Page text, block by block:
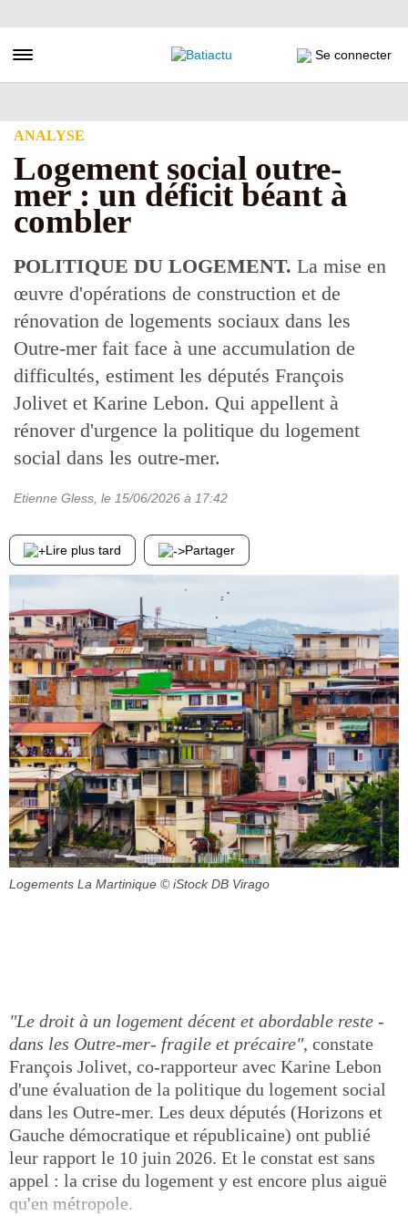
au
principal
Toggle navigation Se connecter
ANALYSE
Logement social outre-
mer : un déficit béant à
combler
POLITIQUE DU LOGEMENT. La mise en
œuvre d'opérations de construction et de
rénovation de logements sociaux dans les
Outre-mer fait face à une accumulation de
difficultés, estiment les députés François
Jolivet et Karine Lebon. Qui appellent à
rénover d'urgence la politique du logement
social dans les outre-mer.
Etienne Gless , le 15/06/2026 à 17:42
Lire plus tard Partager
Logements La Martinique © iStock DB Virago
"Le droit à un logement décent et abordable reste -
dans les Outre-mer- fragile et précaire", constate
François Jolivet, co-rapporteur avec Karine Lebon
d'une évaluation de la politique du logement social
dans les Outre-mer. Les deux députés (Horizons et
Gauche démocratique et républicaine) ont publié
leur rapport le 10 juin 2026. Et le constat est sans
appel : la crise du logement y est encore plus aiguë
qu'en métropole.